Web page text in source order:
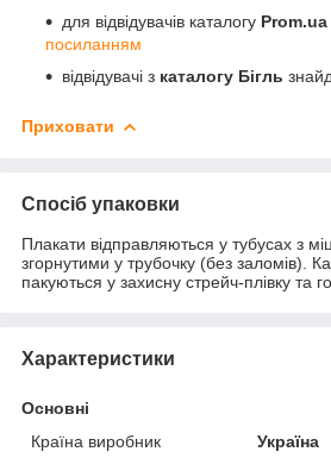
для відвідувачів каталогу Prom.ua
посиланням
відвідувачі з каталогу Бігль
Приховати
Спосіб упаковки
Плакати відправляються у тубусах з
згорнутими у трубочку (без заломів).
пакуються у захисну стрейч-плівку та
Характеристики
Основні
Країна виробник
Україна